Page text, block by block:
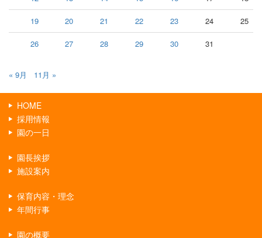
19 20 21 22 23 24 25
26 27 28 29 30 31
« 9月 11月 »
HOME
採用情報
園の一日
園長挨拶
施設案内
保育内容・理念
年間行事
園の概要